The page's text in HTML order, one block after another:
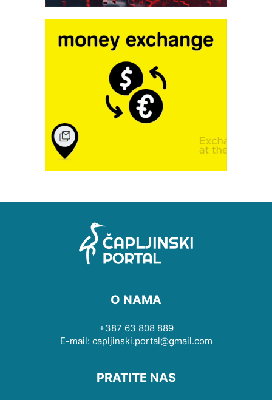
O NAMA
+387 63 808 889
E-mail: capljinski.portal@gmail.com
PRATITE NAS